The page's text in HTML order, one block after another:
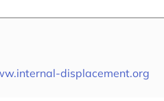
displacement.org